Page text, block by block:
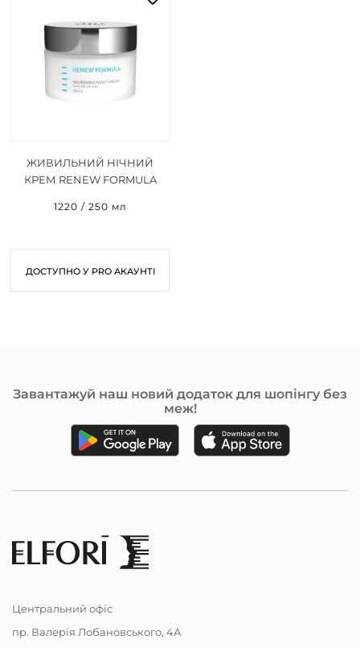
ЖИВИЛЬНИЙ НІЧНИЙ
КРЕМ RENEW FORMULA
CREAM 250 МЛ
1220 / 250 мл
ДОСТУПНО У PRO АКАУНТІ
Завантажуй наш новий додаток для шопінгу без
меж!
Центральний офіс
пр. Валерія Лобановського, 4А